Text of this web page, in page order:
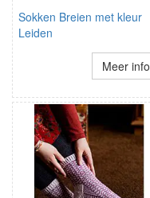
Sokken Breien met kleur
Leiden
Meer info